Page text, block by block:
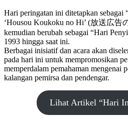
Hari peringatan ini ditetapkan sebagai
‘Housou Koukoku no Hi’ (放送広告
kemudian berubah sebagai “Hari
1993 hingga saat ini.
Berbagai inisiatif dan acara akan
pada hari ini untuk mempromosikan
memperdalam pemahaman mengenai
kalangan pemirsa dan pendengar.
Lihat Artikel “Hari